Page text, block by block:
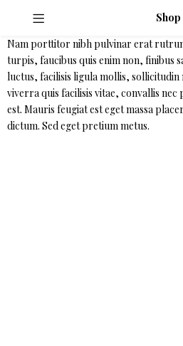
Shop
Nam porttitor nibh pulvinar erat
turpis, faucibus quis enim non, finibus
luctus, facilisis ligula mollis,
viverra quis facilisis vitae, convallis
est. Mauris feugiat est eget massa
dictum. Sed eget pretium metus.